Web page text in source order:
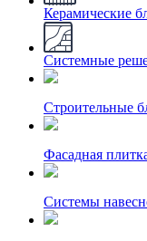
Керамические
Системные
Строительные
Фасадная
Системы